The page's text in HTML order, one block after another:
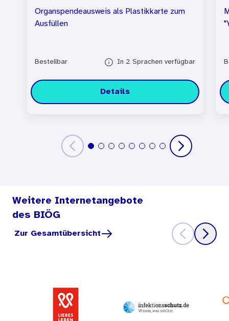
Organspendeausweis als Plastikkarte zum
Ausfüllen
Bestellbar In 2 Sprachen verfügbar
Details
Weitere Internetangebote
des BIÖG
Zur Gesamtübersicht